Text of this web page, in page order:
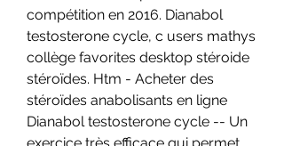
compétition en 2016. Dianabol
testosterone cycle, c users mathys
collège favorites desktop stéroide
stéroïdes. Htm - Acheter des
stéroïdes anabolisants en ligne
Dianabol testosterone cycle -- Un